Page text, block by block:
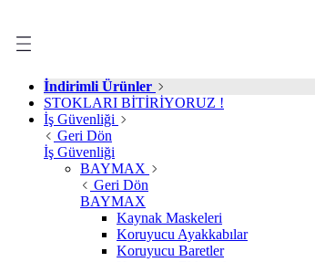
İndirimli Ürünler
STOKLARI BİTİRİYORUZ !
İş Güvenliği
Geri Dön
İş Güvenliği
BAYMAX
Geri Dön
BAYMAX
Kaynak Maskeleri
Koruyucu Ayakkabılar
Koruyucu Baretler